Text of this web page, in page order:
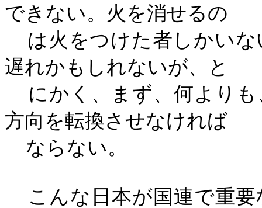
できない。火を消せるの
は火をつけた者しかい
遅れかもしれないが、と
にかく、まず、何より
方向を転換させなければ
ならない。
こんな日本が国連で重